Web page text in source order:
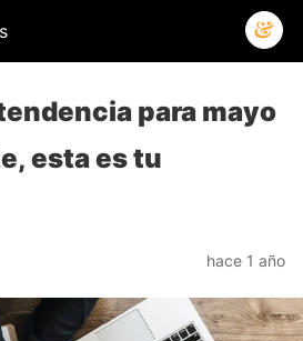
para mayo
esta es tu
hace 1 año